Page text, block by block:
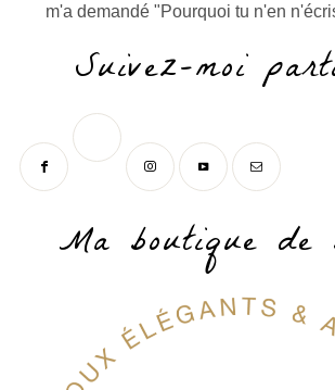
m'a demandé "Pourquoi tu n'en
Suivez-moi
Ma boutique de